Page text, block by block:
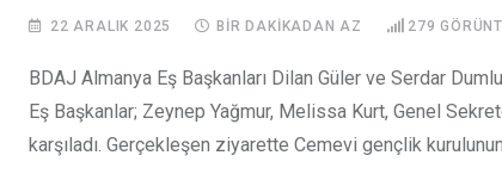
22 ARALIK 2025 BIR DAKIKADAN AZ 279
BDAJ Almanya Eş Başkanları Dilan Güler ve Serdar
Eş Başkanlar; Zeynep Yağmur, Melissa Kurt, Genel
karşıladı. Gerçekleşen ziyarette Cemevi gençlik